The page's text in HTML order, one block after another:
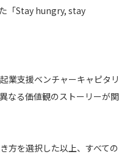
「Stay hungry, stay
業支援ベンチャーキャピタリ
なる価値観のストーリーが関
方を選択した以上、すべての